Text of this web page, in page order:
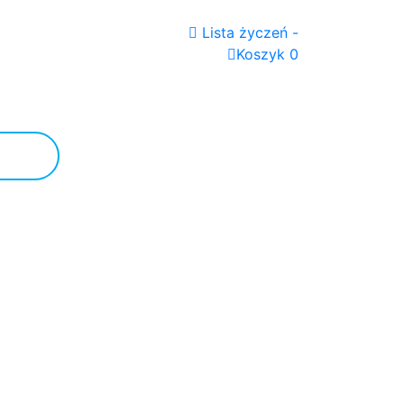
Lista życzeń -
Koszyk 0